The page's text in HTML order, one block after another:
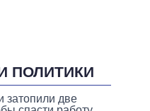
ПОЛИТИКИ
затопили две